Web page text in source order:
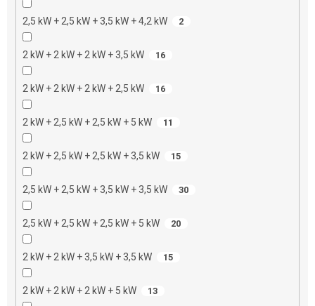
2,5 kW + 2,5 kW + 3,5 kW + 4,2 kW 2
2 kW + 2 kW + 2 kW + 3,5 kW 16
2 kW + 2 kW + 2 kW + 2,5 kW 16
2 kW + 2,5 kW + 2,5 kW + 5 kW 11
2 kW + 2,5 kW + 2,5 kW + 3,5 kW 15
2,5 kW + 2,5 kW + 3,5 kW + 3,5 kW 30
2,5 kW + 2,5 kW + 2,5 kW + 5 kW 20
2 kW + 2 kW + 3,5 kW + 3,5 kW 15
2 kW + 2 kW + 2 kW + 5 kW 13